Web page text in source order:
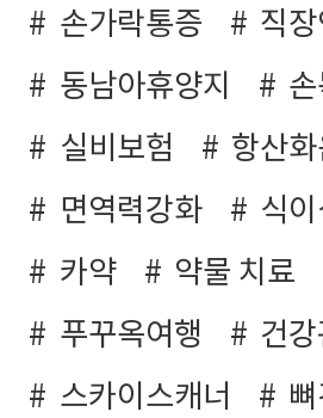
손가락통증
직
동남아휴양지
실비보험
항산화
면역력강화
식
카약
약물 치료
푸꾸옥여행
건강
스카이스캐너